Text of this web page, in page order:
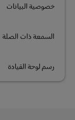
خصوصية البيانات
السمعة ذات الصلة
رسم لوحة القيادة